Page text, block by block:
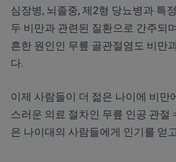
심장병, 뇌졸중, 제2형 당뇨병과 특
두 비만과 관련된 질환으로 간주되
흔한 원인인 무릎 골관절염도 비만
다.
이제 사람들이 더 젊은 나이에 비만
스러운 의료 절차인 무릎 인공 관절
은 나이대의 사람들에게 인기를 얻